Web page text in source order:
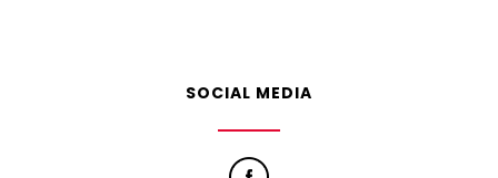
SOCIAL MEDIA